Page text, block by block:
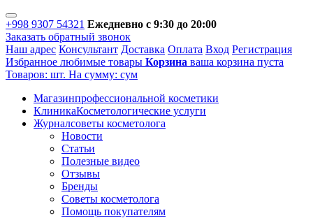
+998 9307 54321 Ежедневно с 9:30 до 20:00
Заказать обратный звонок
Наш адрес Консультант Доставка Оплата Вход Регистрация
Избранное любимые товары Корзина ваша корзина пуста
Товаров: шт. На сумму: сум
Магазинпрофессиональной косметики
КлиникаКосметологические услуги
Журналсоветы косметолога
Новости
Статьи
Полезные видео
Отзывы
Бренды
Советы косметолога
Помощь покупателям